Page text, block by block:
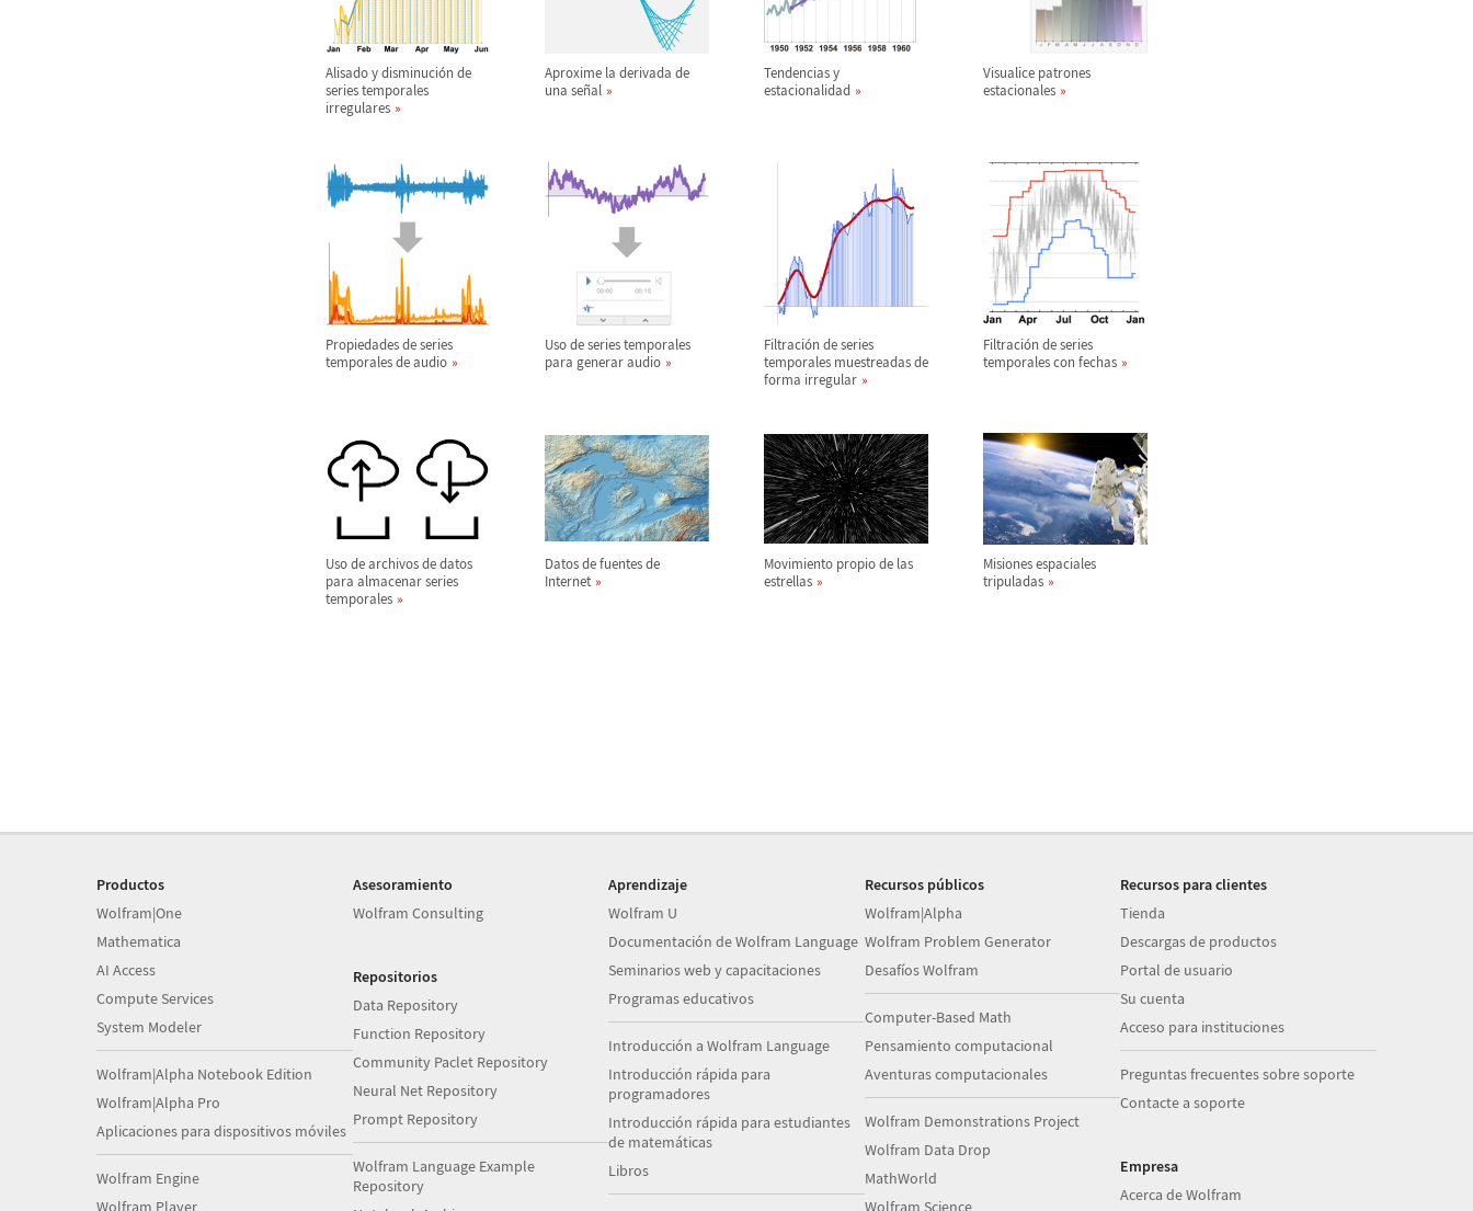
Alisado y disminución de
series temporales
irregulares
Aproxime la derivada de
una señal
Tendencias y
estacionalidad
Visualice patrones
estacionales
Propiedades de series
temporales de audio
Uso de series temporales
para generar audio
Filtración de series
temporales muestreadas de
forma irregular
Filtración de series
temporales con fechas
Uso de archivos de datos
para almacenar series
temporales
Datos de fuentes de
Internet
Movimiento propio de las
estrellas
Misiones espaciales
tripuladas
Productos
Wolfram|One
Mathematica
AI Access
Compute Services
System Modeler
Wolfram|Alpha Notebook Edition
Wolfram|Alpha Pro
Aplicaciones para dispositivos móviles
Wolfram Engine
Wolfram Player
Asesoramiento
Wolfram Consulting
Repositorios
Data Repository
Function Repository
Community Paclet Repository
Neural Net Repository
Prompt Repository
Wolfram Language Example
Repository
Aprendizaje
Wolfram U
Documentación de Wolfram Language
Seminarios web y capacitaciones
Programas educativos
Introducción a Wolfram Language
Introducción rápida para
programadores
Introducción rápida para estudiantes
de matemáticas
Libros
Recursos públicos
Wolfram|Alpha
Wolfram Problem Generator
Desafíos Wolfram
Computer-Based Math
Pensamiento computacional
Aventuras computacionales
Wolfram Demonstrations Project
Wolfram Data Drop
MathWorld
Wolfram Science
Recursos para clientes
Tienda
Descargas de productos
Portal de usuario
Su cuenta
Acceso para instituciones
Preguntas frecuentes sobre soporte
Contacte a soporte
Empresa
Acerca de Wolfram